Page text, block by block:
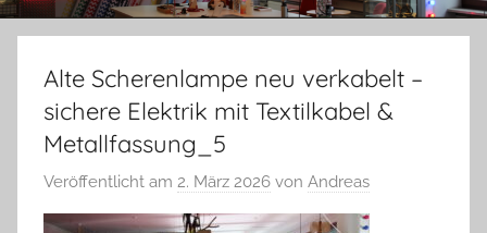
Alte Scherenlampe neu verkabelt –
sichere Elektrik mit Textilkabel &
Metallfassung_5
Veröffentlicht am 2. März 2026 von Andreas